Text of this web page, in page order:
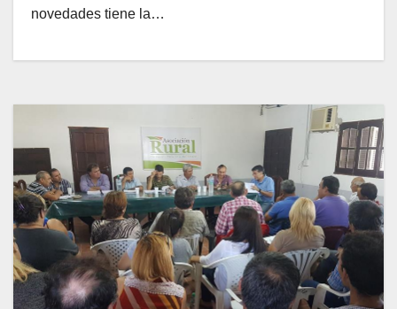
novedades tiene la…